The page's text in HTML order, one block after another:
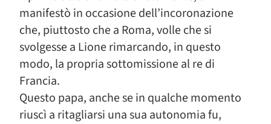
manifestò in occasione dell’incoronazione
che, piuttosto che a Roma, volle che si
svolgesse a Lione rimarcando, in questo
modo, la propria sottomissione al re di
Francia.
Questo papa, anche se in qualche momento
riuscì a ritagliarsi una sua autonomia fu,